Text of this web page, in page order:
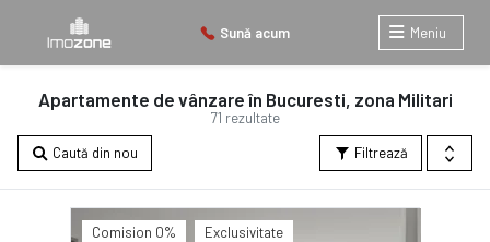
Sună acum Meniu
71 rezultate
Apartamente de vânzare în Bucuresti, zona Militari
Filtrează
Caută din nou
Comision 0% Exclusivitate